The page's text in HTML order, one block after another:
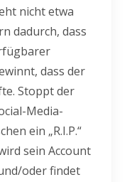
nicht etwa
dadurch, dass
dass der
Stoppt der
Media-
ein „R.I.P.“
sein Account
oder findet